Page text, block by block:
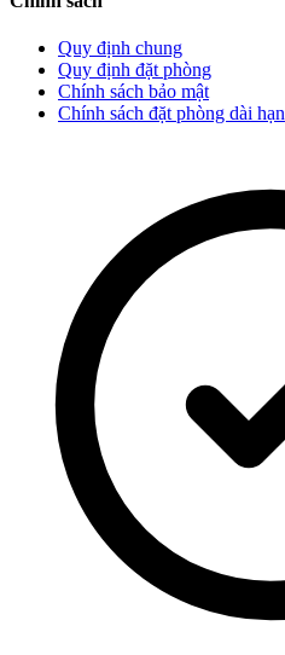
Quy định chung
Quy định đặt phòng
Chính sách bảo mật
Chính sách đặt phòng dài hạn